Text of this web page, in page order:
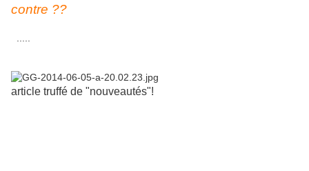
contre ??
article truffé de "nouveautés"!